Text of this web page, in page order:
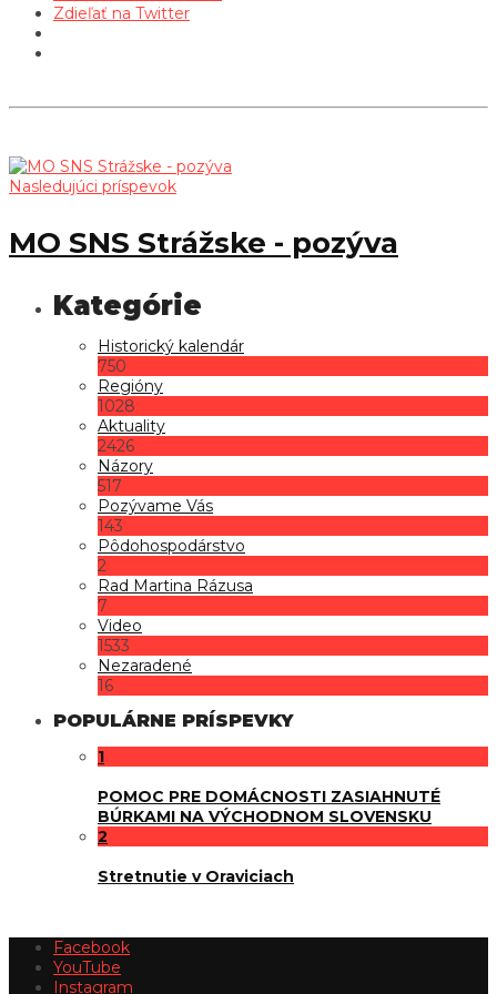
Zdieľať na Twitter
Nasledujúci príspevok
MO SNS Strážske - pozýva
Historický kalendár
750
Regióny
1028
Aktuality
2426
Názory
517
Pozývame Vás
143
Pôdohospodárstvo
2
Rad Martina Rázusa
7
Video
1533
Nezaradené
16
POPULÁRNE PRÍSPEVKY
1
POMOC PRE DOMÁCNOSTI ZASIAHNUTÉ
BÚRKAMI NA VÝCHODNOM SLOVENSKU
2
Stretnutie v Oraviciach
Facebook
YouTube
Instagram